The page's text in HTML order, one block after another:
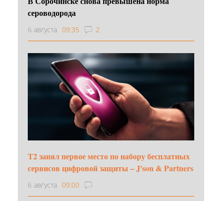
сероводорода
6 августа 09:35 2
Т2 занял первое место по набору бесплатных
сервисов цифровой защиты – J'son & Partners
6 августа 09:00